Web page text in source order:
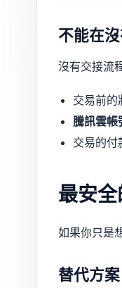
不能在
沒有交接流
交易前的
騰訊雲帳
交易的付
最安
如果你只是
替代方